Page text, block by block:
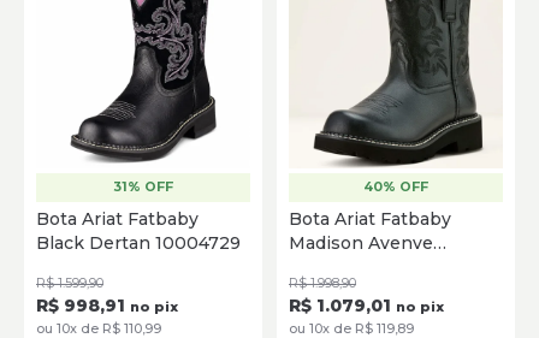
35.5 36 36.5
38
39 39.5
31% OFF
Bota Ariat Fatbaby
Black Dertan 10004729
R$ 1.599,90
R$ 998,91 no pix
ou 10x de R$ 110,99
36 37 38
SELECIONE
40% OFF
Bota Ariat Fatbaby
Madison Avenve
R$ 1.998,90
R$ 1.079,01 no pix
ou 10x de R$ 119,89